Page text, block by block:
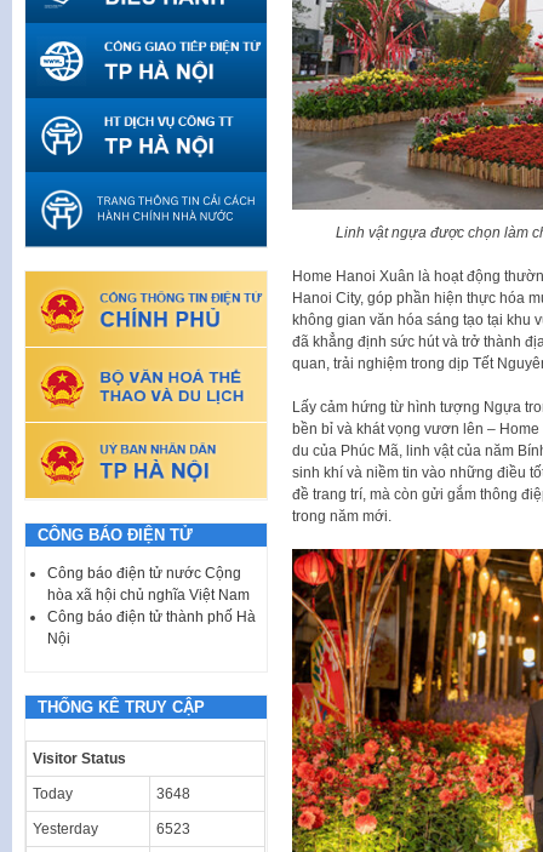
Linh vật ngựa được chọn làm
Home Hanoi Xuân là hoạt động
Hanoi City, góp phần hiện thực hóa
không gian văn hóa sáng tạo tại khu
đã khẳng định sức hút và trở thành
quan, trải nghiệm trong dịp Tết
Lấy cảm hứng từ hình tượng Ngựa
bền bỉ và khát vọng vươn lên –
du của Phúc Mã, linh vật của năm
sinh khí và niềm tin vào những điều
đề trang trí, mà còn gửi gắm thông
trong năm mới.
CÔNG BÁO ĐIỆN TỬ
Công báo điện tử nước Cộng
hòa xã hội chủ nghĩa Việt Nam
Công báo điện tử thành phố Hà
Nội
THỐNG KÊ TRUY CẬP
Visitor Status
Today 3648
Yesterday 6523